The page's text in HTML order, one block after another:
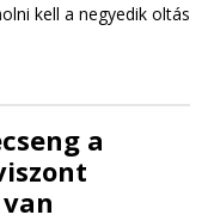
kell a negyedik oltás
a